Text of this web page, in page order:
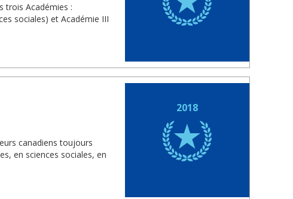
trois Académies :
sociales) et Académie III
canadiens toujours
en sciences sociales, en
2018